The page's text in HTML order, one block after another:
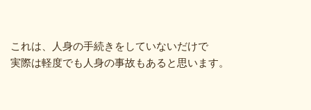
これは、人身の手続きをしていないだけで
実際は軽度でも人身の事故もあると思います。